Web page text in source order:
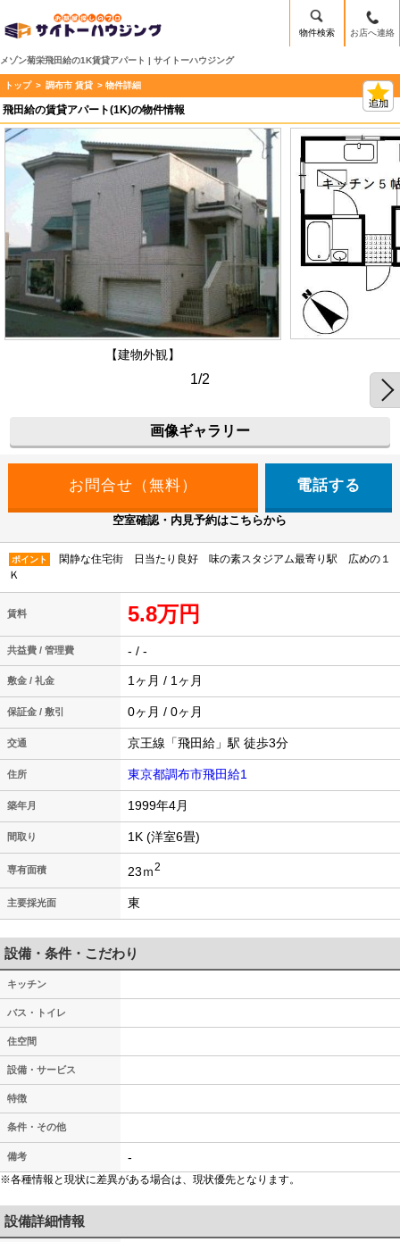
物件検索 お店へ連絡
メゾン菊栄飛田給の1K賃貸アパート | サイトーハウジング
トップ > 調布市 賃貸 > 物件詳細
飛田給の賃貸アパート(1K)の物件情報
【建物外観】
1/2
画像ギャラリー
電話する
空室確認・内見予約はこちらから
ポイント
閑静な住宅街 日当たり良好 味の素スタジアム最寄り駅 広めの１
Ｋ
賃料 5.8万円
共益費 / 管理費 - / -
敷金 / 礼金 1ヶ月 / 1ヶ月
保証金 / 敷引 0ヶ月 / 0ヶ月
交通 京王線「飛田給」駅 徒歩3分
住所 東京都調布市飛田給1
築年月 1999年4月
間取り 1K (洋室6畳)
専有面積 23ｍ2
主要採光面 東
設備・条件・こだわり
キッチン
バス・トイレ
住空間
設備・サービス
特徴
条件・その他
備考 -
※各種情報と現状に差異がある場合は、現状優先となります。
設備詳細情報